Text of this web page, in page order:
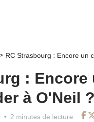
RC Strasbourg : Encore un
:
à O'Neil ?
2 minutes de lecture